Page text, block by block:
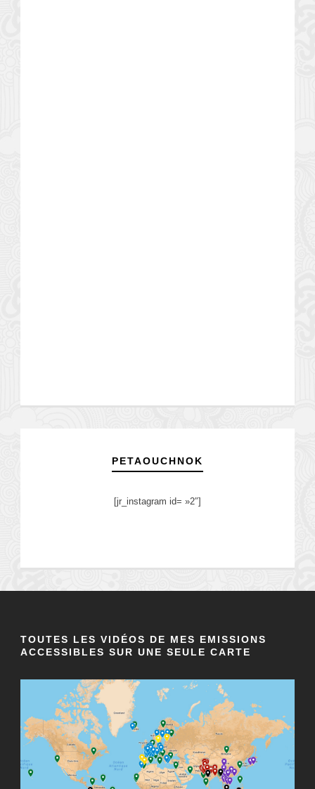
PETAOUCHNOK
[jr_instagram id= »2″]
TOUTES LES VIDÉOS DE MES EMISSIONS
ACCESSIBLES SUR UNE SEULE CARTE